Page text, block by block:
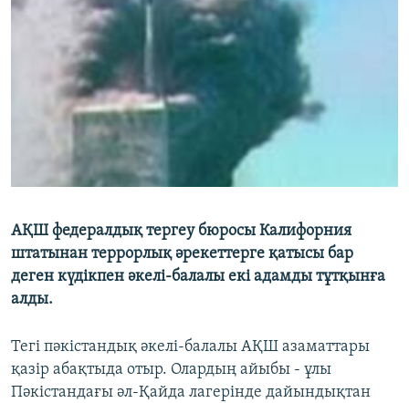
АРНАЙЫ ЖОБАЛАР
Русский
ЖАЗЫЛЫҢЫЗ
Басқа тілдерде
АҚШ федералдық тергеу бюросы Калифорния
штатынан террорлық әрекеттерге қатысы бар
деген күдікпен әкелі-балалы екі адамды тұтқынға
алды.
Тегі пәкістандық әкелі-балалы АҚШ азаматтары
қазір абақтыда отыр. Олардың айыбы - ұлы
Пәкістандағы әл-Қайда лагерінде дайындықтан